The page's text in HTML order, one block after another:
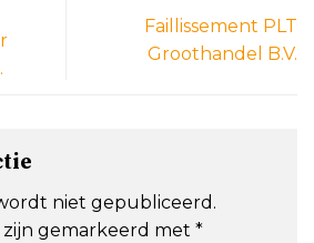
Faillissement PLT
Groothandel B.V.
niet gepubliceerd.
gemarkeerd met *